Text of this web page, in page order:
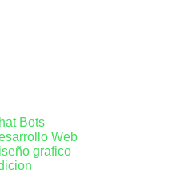
Bots
Web
grafico